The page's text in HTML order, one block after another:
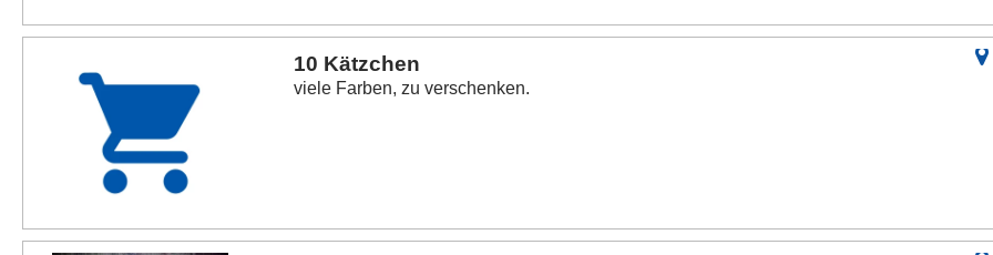
10 Kätzchen
viele Farben, zu verschenken.